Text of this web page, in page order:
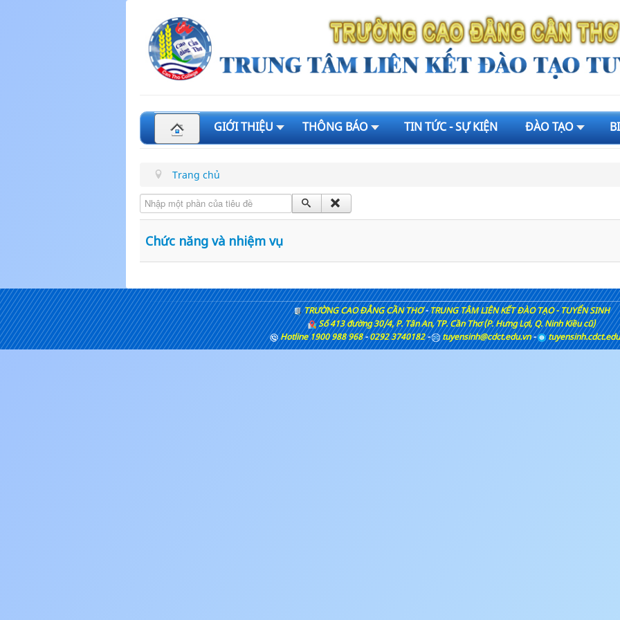
GIỚI THIỆU THÔNG BÁO TIN TỨC - SỰ KIỆN ĐÀO TẠO
Trang chủ
Nhập một phần của tiêu đề
Chức năng và nhiệm vụ
TRƯỜNG CAO ĐẲNG CẦN THƠ-TRUNG TÂM LIÊN KẾT ĐÀO TẠO - TUYỂN SINH
Số 413 đường 30/4, P. Tân An, TP. Cần Thơ (P. Hưng Lợi, Q. Ninh Kiều cũ)
Hotline 1900 988 968-0292 3740182- tuyensinh@cdct.edu.vn-